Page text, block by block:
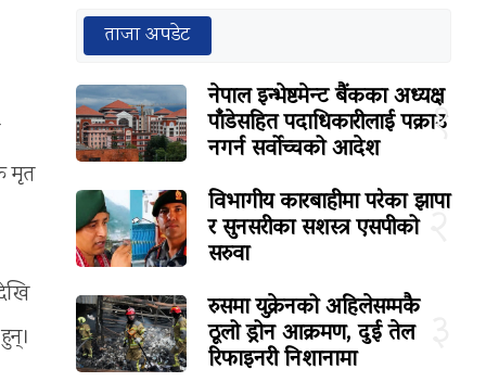
मृत
ताजा अपडेट
१
नेपाल इन्भेष्टमेन्ट बैंकका अध्यक्ष
पाँडेसहित पदाधिकारीलाई पक्राउ
नगर्न सर्वोच्चको आदेश
२
विभागीय कारबाहीमा परेका झापा
र सुनसरीका सशस्त्र एसपीको
सरुवा
रुसमा युक्रेनको अहिलेसम्मकै
ठूलो ड्रोन आक्रमण, दुई तेल
रिफाइनरी निशानामा